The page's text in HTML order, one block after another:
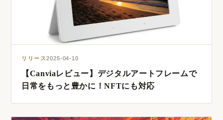
リリース2025-04-10
【Canviaレビュー】デジタルアートフレームで
日常をもっと豊かに！NFTにも対応